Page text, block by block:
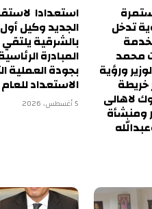
تدخل
محمد
ورؤية
خريطة
لاهالى
ومنشأة
استعدادا
الجديد وكيل أول
بالشرقية
المبادرة
بجودة العملية
الاستعداد
5 أغسطس، 2026